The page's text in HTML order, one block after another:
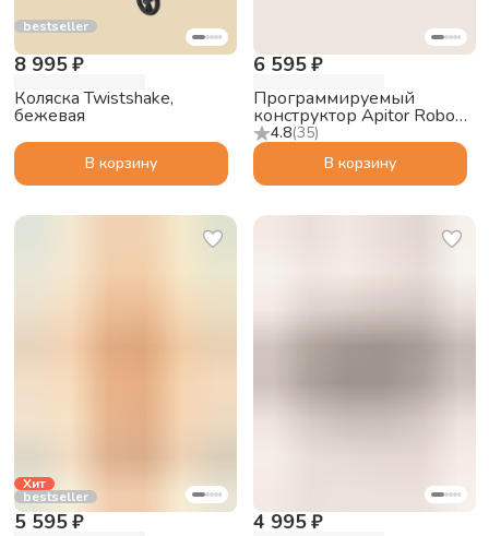
bestseller
8 995 ₽
Коляска Twistshake,
бежевая
В корзину
4.8(35)
6 595 ₽
Программируемый
конструктор Apitor Robot
X 12в1
В корзину
Хит
bestseller
5 595 ₽ 4 995 ₽